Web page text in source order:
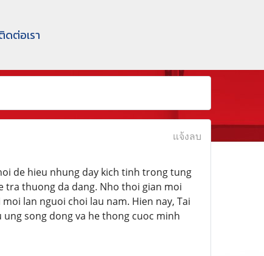
ดต่อเรา
แจ้งลบ
de hieu nhung day kich tinh trong tung
tra thuong da dang. Nho thoi gian moi
lan nguoi choi lau nam. Hien nay, Tai
song dong va he thong cuoc minh